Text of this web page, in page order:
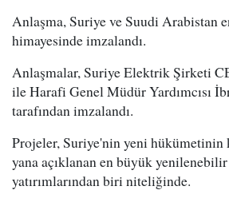
Anlaşma, Suriye ve Suudi Arabistan
himayesinde imzalandı.
Anlaşmalar, Suriye Elektrik Şirketi
ile Harafi Genel Müdür Yardımcısı
tarafından imzalandı.
Projeler, Suriye'nin yeni hükümetinin
yana açıklanan en büyük
yatırımlarından biri niteliğinde.